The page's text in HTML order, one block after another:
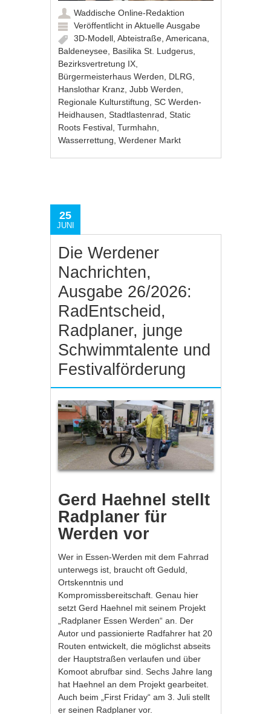
Waddische Online-Redaktion
Veröffentlicht inAktuelle Ausgabe
3D-Modell ,Abteistraße ,Americana
Baldeneysee Basilika St. Ludgerus
Bezirksvertretung IX
Bürgermeisterhaus Werden
DLRG
Hanslothar Kranz ,Jubb Werden
Regionale Kulturstiftung ,SC Werden-
Heidhausen ,Stadtlastenrad ,Static
Roots Festival ,Turmhahn
Wasserrettung ,Werdener Markt
25
JUNI
Die Werdener
Nachrichten,
Ausgabe 26/2026:
RadEntscheid,
Radplaner, junge
Schwimmtalente und
Festivalförderung
Gerd Haehnel stellt
Radplaner für
Werden vor
Wer in Essen-Werden mit dem Fahrrad
unterwegs ist, braucht oft Geduld,
Ortskenntnis und
Kompromissbereitschaft. Genau hier
setzt Gerd Haehnel mit seinem Projekt
„Radplaner Essen Werden“ an. Der
Autor und passionierte Radfahrer hat 20
Routen entwickelt, die möglichst abseits
der Hauptstraßen verlaufen und über
Komoot abrufbar sind. Sechs Jahre lang
hat Haehnel an dem Projekt gearbeitet.
Auch beim „First Friday“ am 3. Juli stellt
er seinen Radplaner vor.